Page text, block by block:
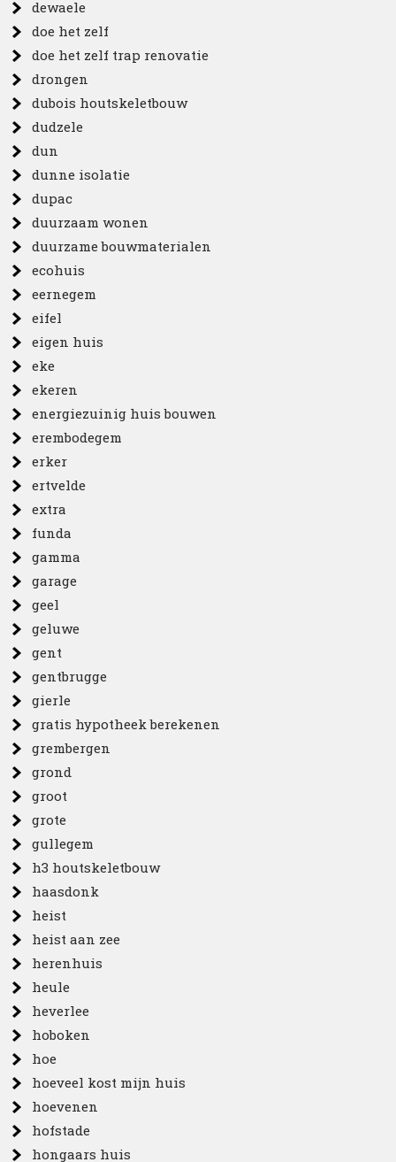
dewaele
doe het zelf
doe het zelf trap renovatie
drongen
dubois houtskeletbouw
dudzele
dun
dunne isolatie
dupac
duurzaam wonen
duurzame bouwmaterialen
ecohuis
eernegem
eifel
eigen huis
eke
ekeren
energiezuinig huis bouwen
erembodegem
erker
ertvelde
extra
funda
gamma
garage
geel
geluwe
gent
gentbrugge
gierle
gratis hypotheek berekenen
grembergen
grond
groot
grote
gullegem
h3 houtskeletbouw
haasdonk
heist
heist aan zee
herenhuis
heule
heverlee
hoboken
hoe
hoeveel kost mijn huis
hoevenen
hofstade
hongaars huis